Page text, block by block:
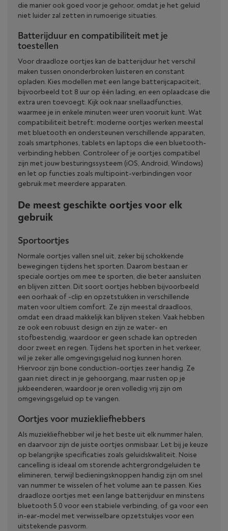
die manier ook goed voor je gehoor, omdat je het geluid
niet luider zal zetten in rumoerige situaties.
Batterijduur en compatibiliteit met je
toestellen
Voor draadloze oortjes kan de batterijduur het verschil
maken tussen ononderbroken luisteren en constant
opladen. Kies modellen met een lange batterijcapaciteit,
bijvoorbeeld tot 8 uur op één lading, en een oplaadcase die
extra uren toevoegt. Kijk ook naar snellaadfuncties,
waarmee je in enkele minuten weer uren vooruit kunt. Wat
compatibiliteit betreft: moderne oortjes werken meestal
met bluetooth en ondersteunen verschillende apparaten,
zoals smartphones, tablets en laptops die een bluetooth-
verbinding hebben. Controleer of je oortjes compatibel
zijn met jouw besturingssysteem (iOS, Android, Windows)
en let op functies zoals multipoint-verbindingen voor
gebruik met meerdere apparaten.
De meest geschikte oortjes voor elk
gebruik
Sportoortjes
Normale oortjes vallen snel uit, zeker bij schokkende
bewegingen tijdens het sporten. Daarom bestaan er
speciale oortjes om mee te sporten, die beter aansluiten
en blijven zitten. Dit soort oortjes hebben bijvoorbeeld
een oorhaak of -clip en opzetstukken in verschillende
maten voor ultiem comfort. Ze zijn meestal draadloos,
omdat een draad makkelijk kan blijven steken. Vaak hebben
ze ook een robuust design en zijn ze water- en
stofbestendig, waardoor er geen schade kan optreden
door zweet en regen. Tijdens het sporten in het verkeer,
wil je zeker alle omgevingsgeluid nog kunnen horen.
Hiervoor zijn bone conduction-oortjes zeer handig. Ze
gaan niet direct in je gehoorgang, maar rusten op je
jukbeenderen, waardoor je oren volledig vrij zijn om
omgevingsgeluid op te vangen.
Oortjes voor muziekliefhebbers
Als muziekliefhebber wil je het beste uit elk nummer halen,
en daarvoor zijn de juiste oortjes onmisbaar. Let bij je keuze
op belangrijke specificaties zoals geluidskwaliteit. Noise
cancelling is ideaal om storende achtergrondgeluiden te
elimineren, terwijl bedieningsknoppen handig zijn om snel
van nummer te wisselen of het volume aan te passen. Kies
draadloze oortjes met een lange batterijduur en minstens
bluetooth 5.0 voor een stabiele verbinding, of ga voor een
in-ear-model met verwisselbare opzetstukjes voor een
uitstekende pasvorm.